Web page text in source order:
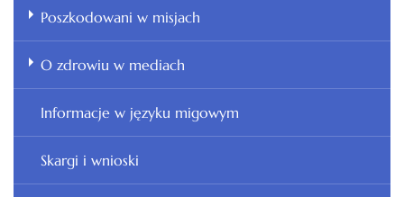
Poszkodowani w misjach
O zdrowiu w mediach
Informacje w języku migowym
Skargi i wnioski